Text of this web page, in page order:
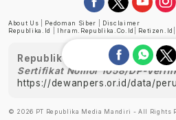
About Us Pedoman Siber
Disclaimer
Republika.id
Ihram.republika.co.id Retizen.id
Republika telah diverifikasi
Sertifikat Nomor 1058/DP-
https://dewanpers.or.id/data/
© 2026 PT Republika Media Mandiri - All Rights